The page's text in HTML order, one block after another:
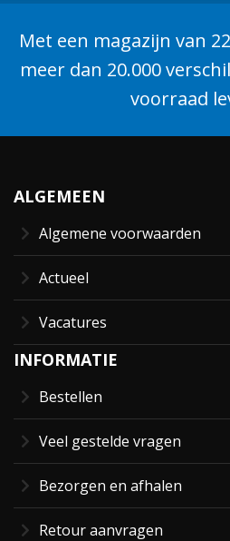
Met een magazijn van
meer dan 20.000
voorraad
ALGEMEEN
Algemene voorwaarden
Actueel
Vacatures
INFORMATIE
Bestellen
Veel gestelde vragen
Bezorgen en afhalen
Retour aanvragen